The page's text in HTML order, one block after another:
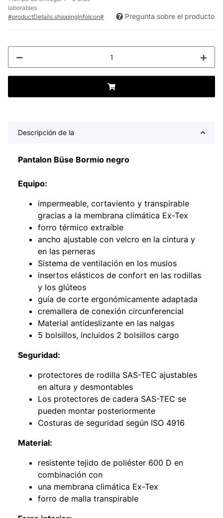
laborables
#productDetails.shippingInfoIcon#
Pregunta sobre el producto
Descripción de la
Pantalon Büse Bormio negro
Equipo:
impermeable, cortaviento y transpirable
gracias a la membrana climática Ex-Tex
forro térmico extraíble
ancho ajustable con velcro en la cintura y
en las perneras
Sistema de ventilación en los muslos
insertos elásticos de confort en las rodillas
y los glúteos
guía de corte ergonómicamente adaptada
cremallera de conexión circunferencial
Material antideslizante en las nalgas
5 bolsillos, incluidos 2 bolsillos cargo
Seguridad:
protectores de rodilla SAS-TEC ajustables
en altura y desmontables
Los protectores de cadera SAS-TEC se
pueden montar posteriormente
Costuras de seguridad según ISO 4916
Material:
resistente tejido de poliéster 600 D en
combinación con
una membrana climática Ex-Tex
forro de malla transpirable